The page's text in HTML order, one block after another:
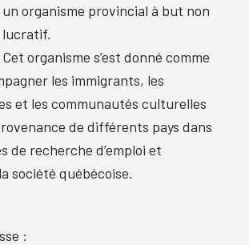
un organisme provincial à but non
lucratif.
Cet organisme s’est donné comme
les immigrants, les
et les communautés culturelles
de différents pays dans
de recherche d’emploi et
société québécoise.
: